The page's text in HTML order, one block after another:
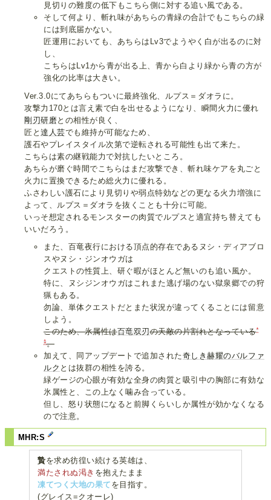
見切りの難度の低下もこちら側に対する追い風である。
そして何より、斬れ味があちらの青緑の合計でもこちらの緑
には到底届かない。
匠運用においても、あちらはLv3でようやく白が出るのに対
し、
こちらはLv1から青が出る上、青から白より緑から青の方が
強化の比率は大きい。
Ver.3.0にてあちらもついに最終強化、ルプス＝ダオラに。
攻撃力170とは言え素で白を出せるようになり、瞬間火力に優れ
剛刃研磨との相性が良く、
匠と達人芸でも維持が可能なため、
護石やプレイスタイル次第で逆転される可能性も出て来た。
こちらは素の継戦能力で対抗したいところ。
あちらが磨ぐ時間でこちらはまだ攻撃でき、斬れ味ケアを丸ごと
火力に置換できるため総火力に優れる。
ふさわしい護石により見切りや弱点特効などの更なる火力増強に
よって、ルプス＝ダオラを抜くことも十分に可能。
いっそ想定されるモンスターの肉質でルプスと適宜持ち替えても
いいだろう。
また、百竜夜行における頂点的存在であるヌシ・ディアブロ
スやヌシ・ジンオウガは
クエストの性質上、研ぐ暇がほとんど無いのも追い風か。
特に、ヌシジンオウガはこれまた逃げ場のない獄泉郷での狩
猟もある。
勿論、単体クエストだとまた状況が違ってくることには留意
しよう。
このため、氷属性は百竜双刃の天敵の片割れとなっている*
1。
加えて、同アップデートで追加された奇しき赫耀のバルファ
ルク とは抜群の相性を誇る。
緑ゲージの心眼が有効な全身の肉質と吸引中の胸部に有効な
氷属性と、この上なく噛み合っている。
但し、怒り状態になると前脚くらいしか属性が効かなくなる
ので注意。
MHR:S
贄を求め彷徨い続ける英雄は、
満たされぬ渇き を抱えたまま
凍てつく大地の果て を目指す。
(グレイス=クオーレ)